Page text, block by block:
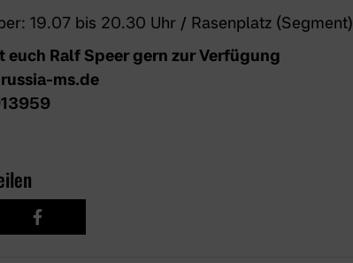
19.07 bis 20.30 Uhr / Rasenplatz (Segment)
euch Ralf Speer gern zur Verfügung
ms.de